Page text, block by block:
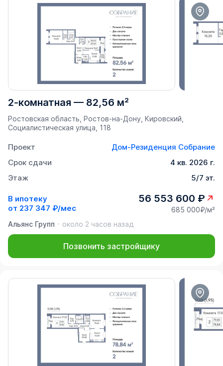
2-комнатная — 82,56 м²
Ростовская область, Ростов-на-Дону, Кировский,
Социалистическая улица, 118
Проект
Дом-Резиденция Собрание
Срок сдачи
4 кв. 2026 г.
Этаж
5/7 эт.
В ипотеку
от 237 347 ₽/мес
56 553 600 ₽
685 000₽/м²
Альянс Групп
около 2 часов назад
Позвонить застройщику